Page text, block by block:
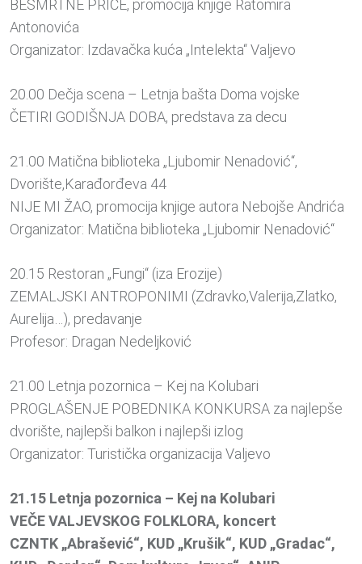
BESMRTNE PRIČE, promocija knjige Ratomira
Antonovića
Organizator: Izdavačka kuća „Intelekta“ Valjevo
20.00 Dečja scena – Letnja bašta Doma vojske
ČETIRI GODIŠNJA DOBA, predstava za decu
21.00 Matična biblioteka „Ljubomir Nenadović“,
Dvorište,Karađorđeva 44
NIJE MI ŽAO, promocija knjige autora Nebojše Andrića
Organizator: Matična biblioteka „Ljubomir Nenadović“
20.15 Restoran „Fungi“ (iza Erozije)
ZEMALJSKI ANTROPONIMI (Zdravko,Valerija,Zlatko,
Aurelija…), predavanje
Profesor: Dragan Nedeljković
21.00 Letnja pozornica – Kej na Kolubari
PROGLAŠENJE POBEDNIKA KONKURSA za najlepše
dvorište, najlepši balkon i najlepši izlog
Organizator: Turistička organizacija Valjevo
21.15 Letnja pozornica – Kej na Kolubari
VEČE VALJEVSKOG FOLKLORA, koncert
CZNTK „Abrašević“, KUD „Krušik“, KUD „Gradac“,